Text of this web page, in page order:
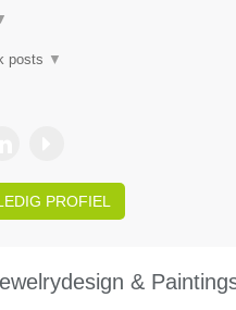
posts ▼
PROFIEL
&